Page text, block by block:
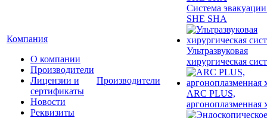
Компания
О компании
Производители
Лицензии и
сертификаты
Новости
Реквизиты
Производители
Система
SHE SHA
Ультразвуковая
хирургическая
ARC PLUS,
аргоноплазменная